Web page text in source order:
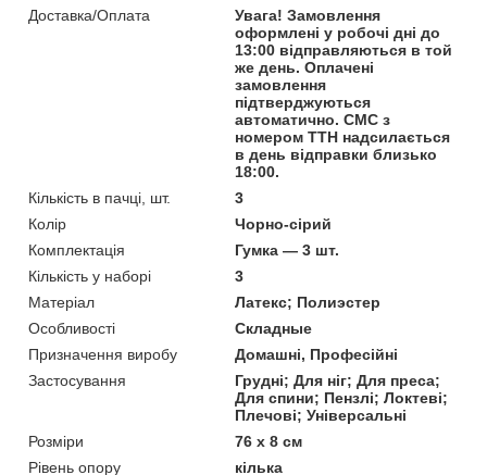
Доставка/Оплата
Увага! Замовлення
оформлені у робочі дні до
13:00 відправляються в той
же день. Оплачені
замовлення
підтверджуються
автоматично. СМС з
номером ТТН надсилається
в день відправки близько
18:00.
Кількість в пачці, шт.
3
Колір
Чорно-сірий
Комплектація
Гумка — 3 шт.
Кількість у наборі
3
Матеріал
Латекс; Полиэстер
Особливості
Складные
Призначення виробу
Домашні, Професійні
Застосування
Грудні; Для ніг; Для преса;
Для спини; Пензлі; Локтеві;
Плечові; Універсальні
Розміри
76 x 8 см
Рівень опору
кілька